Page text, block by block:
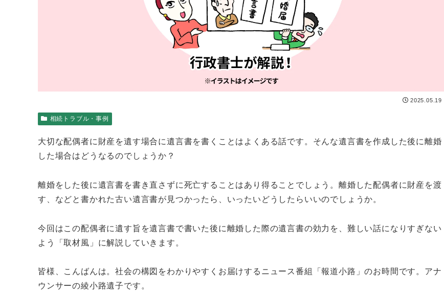
2025.05.19
相続トラブル・事例
大切な配偶者に財産を遺す場合に遺言書を書くことはよくある話です。そんな遺言書を作成した後に離婚
した場合はどうなるのでしょうか？
離婚をした後に遺言書を書き直さずに死亡することはあり得ることでしょう。離婚した配偶者に財産を渡
す、などと書かれた古い遺言書が見つかったら、いったいどうしたらいいのでしょうか。
今回はこの配偶者に遺す旨を遺言書で書いた後に離婚した際の遺言書の効力を、難しい話になりすぎない
よう「取材風」に解説していきます。
皆様、こんばんは。社会の構図をわかりやすくお届けするニュース番組「報道小路」のお時間です。アナ
ウンサーの綾小路遺子です。